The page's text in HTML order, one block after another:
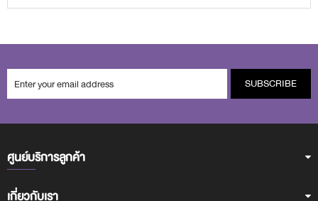
SUBSCRIBE
ศูนย์บริการลูกค้า
เกี่ยวกับเรา